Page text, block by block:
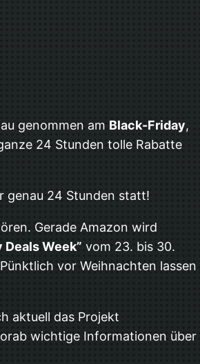
genommen am Black-Friday,
24 Stunden tolle Rabatte
genau 24 Stunden statt!
Gerade Amazon wird
Week” vom 23. bis 30.
vor Weihnachten lassen
aktuell das Projekt
wichtige Informationen über